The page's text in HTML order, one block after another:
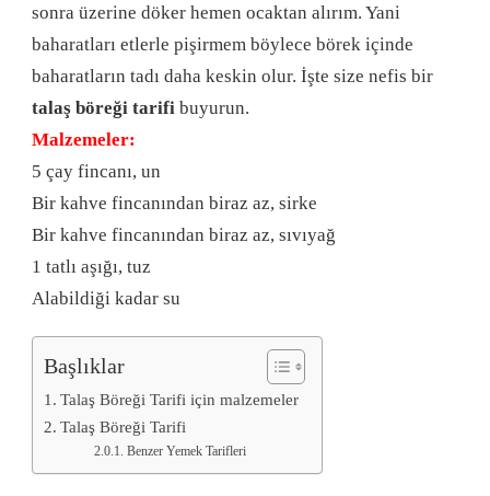
sonra üzerine döker hemen ocaktan alırım. Yani
baharatları etlerle pişirmem böylece börek içinde
baharatların tadı daha keskin olur. İşte size nefis bir
talaş böreği tarifi buyurun.
Malzemeler:
5 çay fincanı, un
Bir kahve fincanından biraz az, sirke
Bir kahve fincanından biraz az, sıvıyağ
1 tatlı aşığı, tuz
Alabildiği kadar su
Başlıklar
Talaş Böreği Tarifi için malzemeler
Talaş Böreği Tarifi
Benzer Yemek Tarifleri